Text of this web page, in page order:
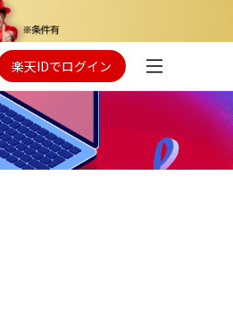
楽天IDでログイン